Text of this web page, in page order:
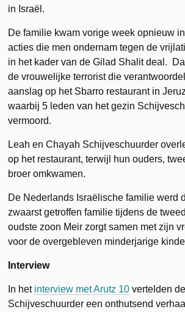
in Israël.
De familie kwam vorige week opnieuw
acties die men ondernam tegen de
in het kader van de Gilad Shalit deal.
de vrouwelijke terrorist die
aanslag op het Sbarro restaurant in
waarbij 5 leden van het gezin
vermoord.
Leah en Chayah Schijveschuurder
op het restaurant, terwijl hun ouders,
broer omkwamen.
De Nederlands Israëlische familie werd
zwaarst getroffen familie tijdens de
oudste zoon Meir zorgt samen met zijn
voor de overgebleven minderjarige
Interview
In het interview met Arutz 10 vertelden
Schijveschuurder een onthutsend